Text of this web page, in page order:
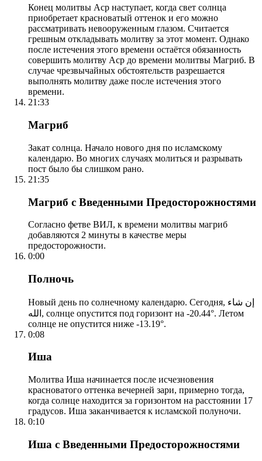
Конец молитвы Аср наступает, когда свет солнца
приобретает красноватый оттенок и его можно
рассматривать невооруженным глазом. Считается
грешным откладывать молитву за этот момент. Однако
после истечения этого времени остаётся обязанность
совершить молитву Аср до времени молитвы Магриб. В
случае чрезвычайных обстоятельств разрешается
выполнять молитву даже после истечения этого
времени.
21:33
Магриб
Закат солнца. Начало нового дня по исламскому
календарю. Во многих случаях молиться и разрывать
пост было бы слишком рано.
21:35
Магриб с Введенными Предосторожностями
Согласно фетве ВИЛ, к времени молитвы магриб
добавляются 2 минуты в качестве меры
предосторожности.
0:00
Полночь
Новый день по солнечному календарю. Сегодня, إن شاء
الله, солнце опустится под горизонт на -20.44°. Летом
солнце не опустится ниже -13.19°.
0:08
Иша
Молитва Иша начинается после исчезновения
красноватого оттенка вечерней зари, примерно тогда,
когда солнце находится за горизонтом на расстоянии 17
градусов. Иша заканчивается к исламской полуночи.
0:10
Иша с Введенными Предосторожностями